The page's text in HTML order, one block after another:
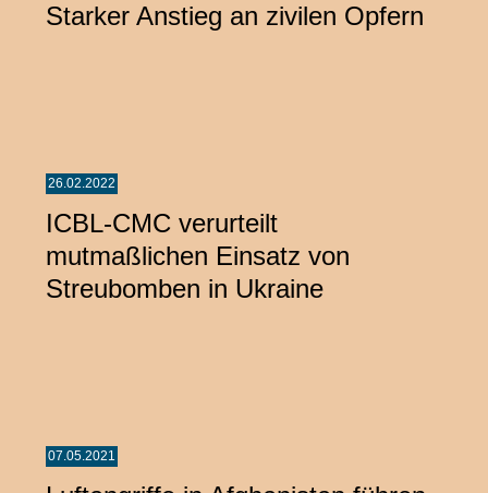
Starker Anstieg an zivilen Opfern
26.02.2022
ICBL-CMC verurteilt
mutmaßlichen Einsatz von
Streubomben in Ukraine
07.05.2021